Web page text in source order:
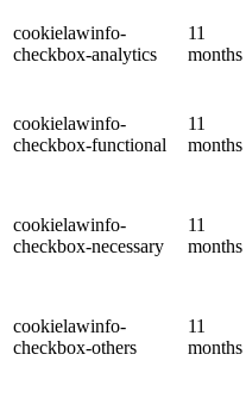
cookielawinfo-
checkbox-analytics
11
months
cookielawinfo-
checkbox-functional
11
months
cookielawinfo-
checkbox-necessary
11
months
cookielawinfo-
checkbox-others
11
months